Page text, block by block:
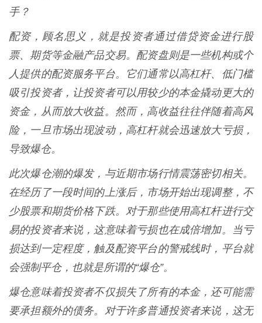
手？
配资，顾名思义，就是投资者通过借贷资金进行股
票、期货等金融产品交易。配资盘则是一些机构或个
人提供的配资服务平台。它们通常以高杠杆、低门槛
吸引投资者，让投资者可以用较少的本金撬动更大的
资金，从而放大收益。然而，高收益往往伴随着高风
险，一旦市场出现波动，高杠杆就会迅速放大亏损，
导致爆仓。
此次爆仓潮的爆发，与近期市场行情震荡密切相关。
在经历了一段时间的上涨后，市场开始出现调整，不
少股票和期货价格下跌。对于那些使用高杠杆进行交
易的投资者来说，这意味着亏损也在成倍增加。当亏
损达到一定程度，触及配资平台的警戒线时，平台就
会强制平仓，也就是所谓的“爆仓”。
爆仓意味着投资者不仅损失了所有的本金，还可能需
要承担额外的债务。对于许多普通投资者来说，这无